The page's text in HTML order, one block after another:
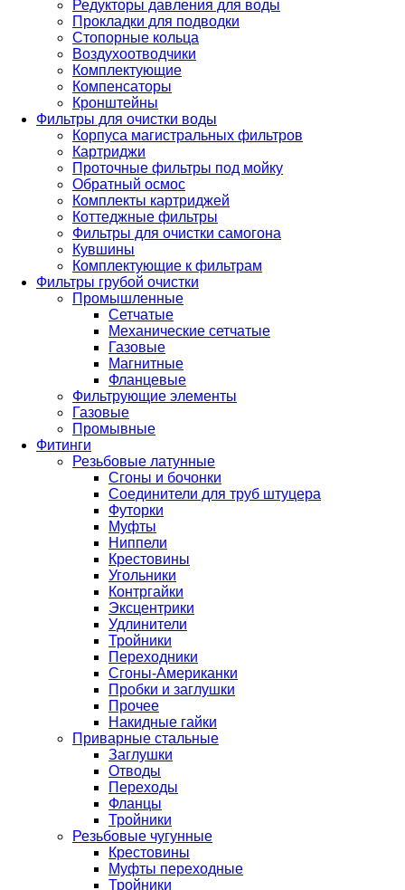
Редукторы давления для воды
Прокладки для подводки
Стопорные кольца
Воздухоотводчики
Комплектующие
Компенсаторы
Кронштейны
Фильтры для очистки воды
Корпуса магистральных фильтров
Картриджи
Проточные фильтры под мойку
Обратный осмос
Комплекты картриджей
Коттеджные фильтры
Фильтры для очистки самогона
Кувшины
Комплектующие к фильтрам
Фильтры грубой очистки
Промышленные
Сетчатые
Механические сетчатые
Газовые
Магнитные
Фланцевые
Фильтрующие элементы
Газовые
Промывные
Фитинги
Резьбовые латунные
Сгоны и бочонки
Соединители для труб штуцера
Футорки
Муфты
Ниппели
Крестовины
Угольники
Контргайки
Эксцентрики
Удлинители
Тройники
Переходники
Сгоны-Американки
Пробки и заглушки
Прочее
Накидные гайки
Приварные стальные
Заглушки
Отводы
Переходы
Фланцы
Тройники
Резьбовые чугунные
Крестовины
Муфты переходные
Тройники